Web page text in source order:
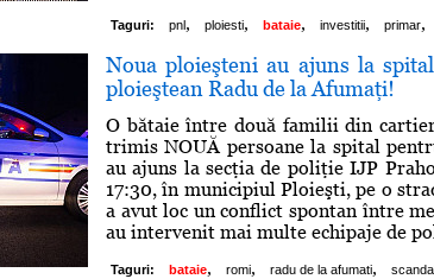
Taguri: pnl, ploiesti, bataie, investitii, primar,
Noua ploieşteni au ajuns la
ploieştean Radu de la Afumaţi!
O bătaie între două familii din
trimis NOUĂ persoane la spital
au ajuns la secţia de poliţie IJP
17:30, în municipiul Ploieşti, pe o
a avut loc un conflict spontan între
au intervenit mai multe echipaje de
Taguri: bataie, romi, radu de la afumati,